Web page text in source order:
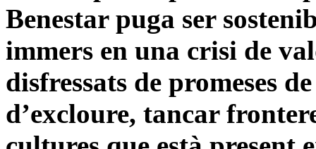
Benestar puga ser
immers en una crisi de
disfressats de promeses
d’excloure, tancar